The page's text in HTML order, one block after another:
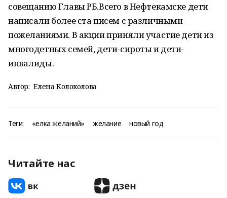
совещанию Главы РБ.Всего в Нефтекамске дети
написали более ста писем с различными
пожеланиями. В акции приняли участие дети из
многодетных семей, дети-сироты и дети-
инвалиды.
Автор: Елена Колоколова
Теги: «елка желаний» желание новый год
Читайте нас